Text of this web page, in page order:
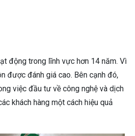
động trong lĩnh vực hơn 14 năm. Vì
được đánh giá cao. Bên cạnh đó,
việc đầu tư về công nghệ và dịch
khách hàng một cách hiệu quả